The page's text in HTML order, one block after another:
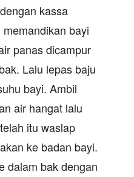
kassa
bayi
panas dicampur
Lalu lepas baju
bayi. Ambil
air hangat lalu
itu waslap
ke badan bayi.
dalam bak dengan